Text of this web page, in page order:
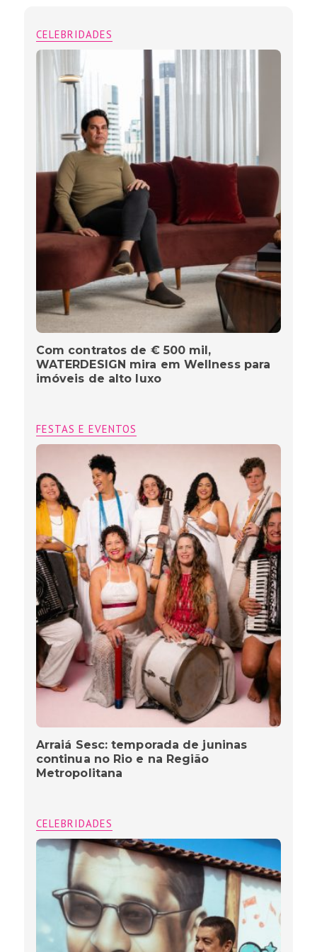
CELEBRIDADES
Com contratos de € 500 mil,
WATERDESIGN mira em Wellness para
imóveis de alto luxo
FESTAS E EVENTOS
Arraiá Sesc: temporada de juninas
continua no Rio e na Região
Metropolitana
CELEBRIDADES